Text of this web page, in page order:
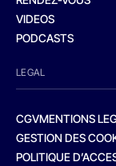
VIDEOS
PODCASTS
LEGAL
CGVMENTIONS
GESTION DES
POLITIQUE